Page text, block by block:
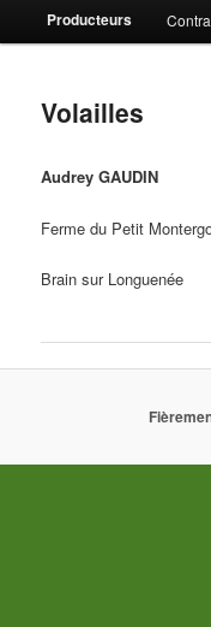
Producteurs
Volailles
Audrey GAUDIN
Ferme du Petit
Brain sur Longuenée